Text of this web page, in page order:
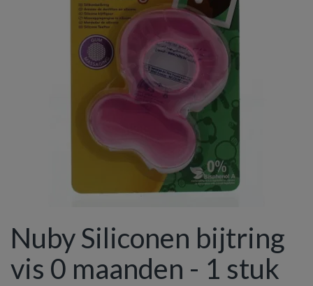
Nuby Siliconen bijtring
vis 0 maanden - 1 stuk